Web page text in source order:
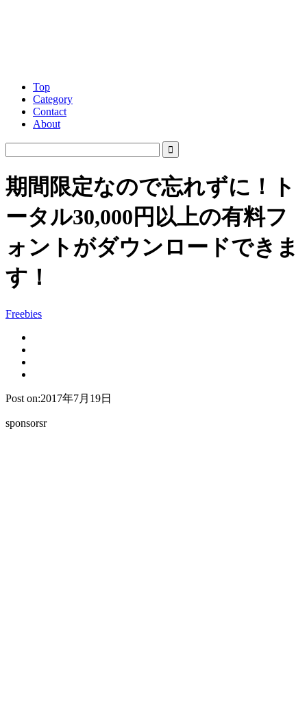
Top
Category
Contact
About
期間限定なので忘れずに！ト
ータル30,000円以上の有料フ
ォントがダウンロードできま
す！
Freebies
Post on:2017年7月19日
sponsorsr